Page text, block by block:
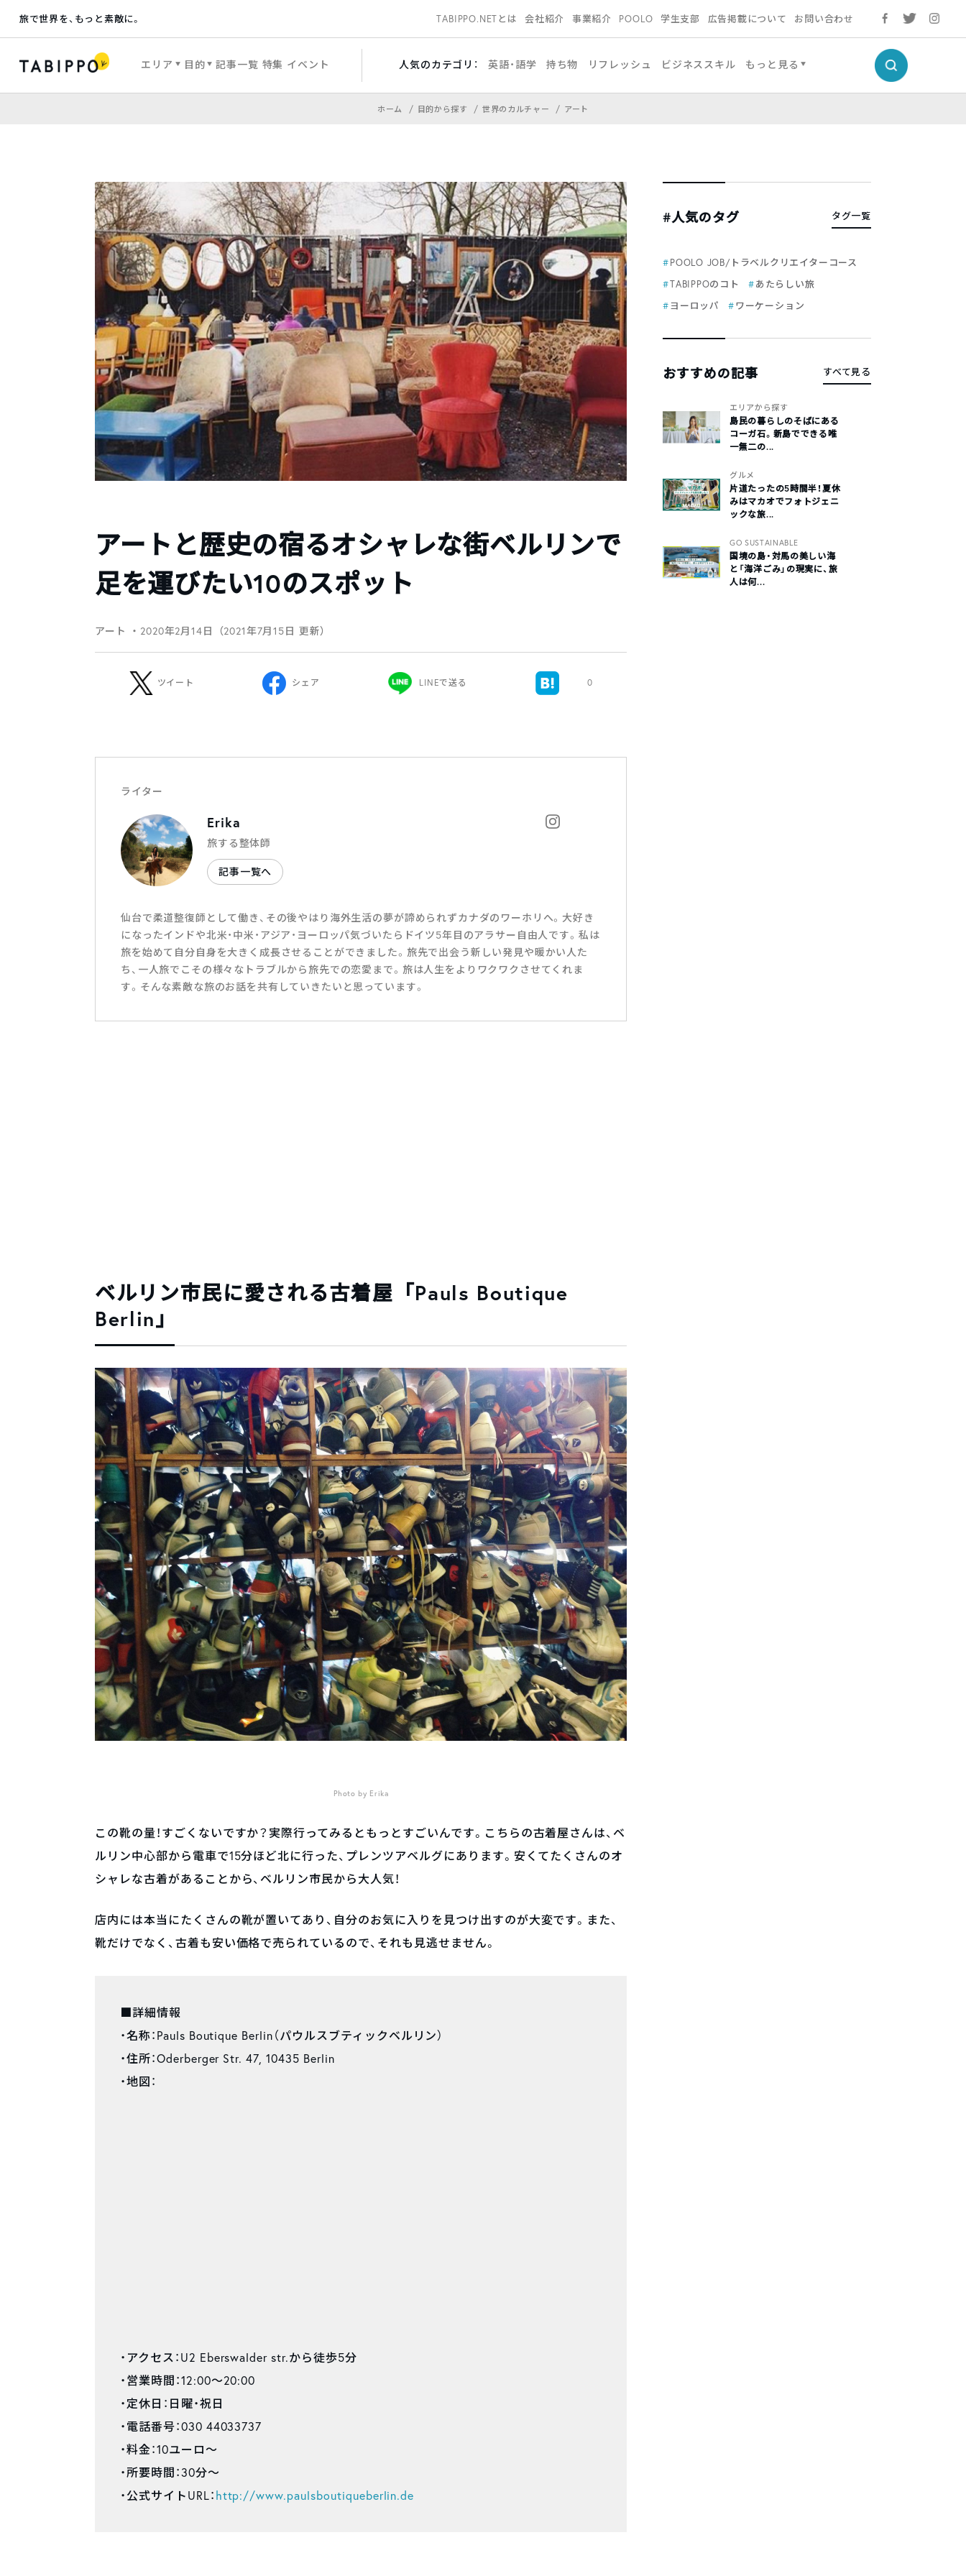
旅で世界を、もっと素敵に。 TABIPPO.NETとは 会社紹介 事業紹介 POOLO 学生支部 広告掲載について お問い合わせ
エリア 目的 記事一覧 特集 イベント 人気のカテゴリ： 英語・語学 持ち物 リフレッシュ ビジネススキル もっと見る
ホーム 目的から探す 世界のカルチャー アート
アートと歴史の宿るオシャレな街ベルリンで
足を運びたい10のスポット
アート ・2020年2月14日（2021年7月15日 更新）
ツイート シェア LINEで送る 0
ライター
Erika
旅する整体師
記事一覧へ
仙台で柔道整復師として働き、その後やはり海外生活の夢が諦められずカナダのワーホリへ。大好き
になったインドや北米・中米・アジア・ヨーロッパ気づいたらドイツ5年目のアラサー自由人です。私は
旅を始めて自分自身を大きく成長させることができました。旅先で出会う新しい発見や暖かい人た
ち、一人旅でこその様々なトラブルから旅先での恋愛まで。旅は人生をよりワクワクさせてくれま
す。そんな素敵な旅のお話を共有していきたいと思っています。
ベルリン市民に愛される古着屋「Pauls Boutique
Berlin」
Photo by Erika
この靴の量！すごくないですか？実際行ってみるともっとすごいんです。こちらの古着屋さんは、ベ
ルリン中心部から電車で15分ほど北に行った、プレンツアベルグにあります。安くてたくさんのオ
シャレな古着があることから、ベルリン市民から大人気！
店内には本当にたくさんの靴が置いてあり、自分のお気に入りを見つけ出すのが大変です。また、
靴だけでなく、古着も安い価格で売られているので、それも見逃せません。
■詳細情報
・名称：Pauls Boutique Berlin（パウルスブティックベルリン）
・住所：Oderberger Str. 47, 10435 Berlin
・地図：
・アクセス：U2 Eberswalder str.から徒歩5分
・営業時間：12:00〜20:00
・定休日：日曜・祝日
・電話番号：030 44033737
・料金：10ユーロ〜
・所要時間：30分〜
・公式サイトURL： http://www.paulsboutiqueberlin.de
#人気のタグ タグ一覧
POOLO JOB/トラベルクリエイターコース
TABIPPOのコト
あたらしい旅
ヨーロッパ
ワーケーション
おすすめの記事 すべて見る
エリアから探す
島民の暮らしのそばにある
コーガ石。新島でできる唯
一無二の...
グルメ
片道たったの5時間半！夏休
みはマカオでフォトジェニ
ックな旅...
GO SUSTAINABLE
国境の島・対馬の美しい海
と「海洋ごみ」の現実に、旅
人は何...